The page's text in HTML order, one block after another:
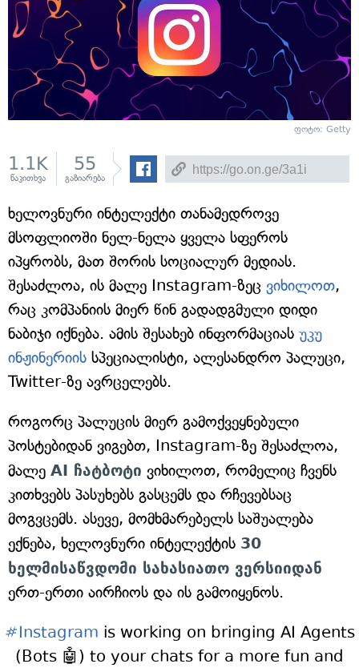
ფოტო: Getty
1.1K
წაკითხვა
55
გაზიარება
ხელოვნური ინტელექტი თანამედროვე
მსოფლიოში ნელ-ნელა ყველა სფეროს
იპყრობს, მათ შორის სოციალურ მედიას.
შესაძლოა, ის მალე Instagram-ზეც ვიხილოთ,
რაც კომპანიის მიერ წინ გადადგმული დიდი
ნაბიჯი იქნება. ამის შესახებ ინფორმაციას უკუ
ინჟინერიის სპეციალისტი, ალესანდრო პალუცი,
Twitter-ზე ავრცელებს.
როგორც პალუცის მიერ გამოქვეყნებული
პოსტებიდან ვიგებთ, Instagram-ზე შესაძლოა,
მალე AI ჩატბოტი ვიხილოთ, რომელიც ჩვენს
კითხვებს პასუხებს გასცემს და რჩევებსაც
მოგვცემს. ასევე, მომხმარებელს საშუალება
ექნება, ხელოვნური ინტელექტის 30
ხელმისაწვდომი სახასიათო ვერსიიდან
ერთ-ერთი აირჩიოს და ის გამოიყენოს.
#Instagram is working on bringing AI Agents
(Bots 🤖) to your chats for a more fun and